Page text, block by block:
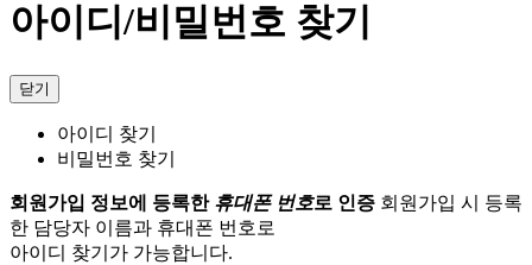
아이디/비밀번호 찾기
닫기
아이디 찾기
비밀번호 찾기
회원가입 정보에 등록한 휴대폰 번호로 인증 회원가입 시 등록
한 담당자 이름과 휴대폰 번호로
아이디 찾기가 가능합니다.